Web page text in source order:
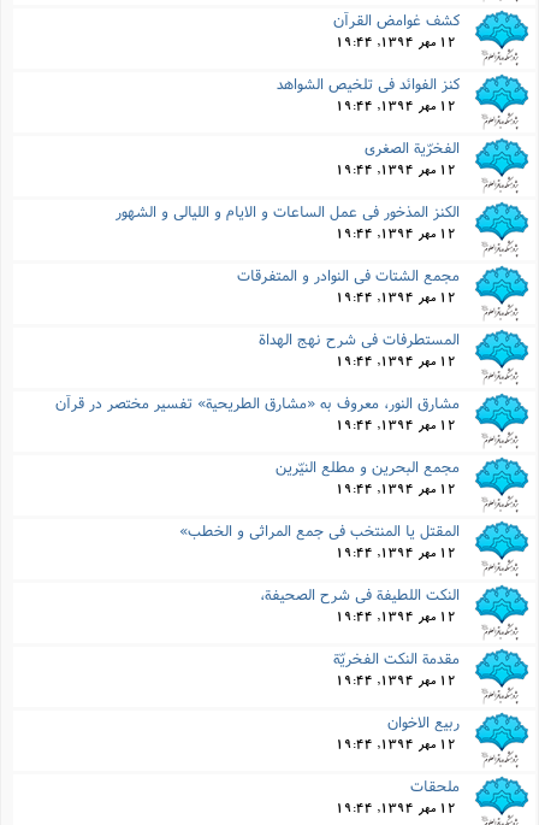
کشف غوامض القرآن
12 مهر 1394, 19:44
کنز الفوائد فى تلخیص الشواهد
12 مهر 1394, 19:44
الفخرّیة الصغرى
12 مهر 1394, 19:44
الکنز المذخور فى عمل الساعات و الایام و اللیالى و الشهور
12 مهر 1394, 19:44
مجمع الشتات فى النوادر و المتفرقات
12 مهر 1394, 19:44
المستطرفات فى شرح نهج الهداة
12 مهر 1394, 19:44
مشارق النور، معروف به «مشارق الطریحیة» تفسیر مختصر در قرآن
12 مهر 1394, 19:44
مجمع البحرین و مطلع النیّرین
12 مهر 1394, 19:44
المقتل یا المنتخب فى جمع المراثى و الخطب»
12 مهر 1394, 19:44
النکت اللطیفة فى شرح الصحیفة،
12 مهر 1394, 19:44
مقدمة النکت الفخریّة
12 مهر 1394, 19:44
ربیع الاخوان
12 مهر 1394, 19:44
ملحقات
12 مهر 1394, 19:44